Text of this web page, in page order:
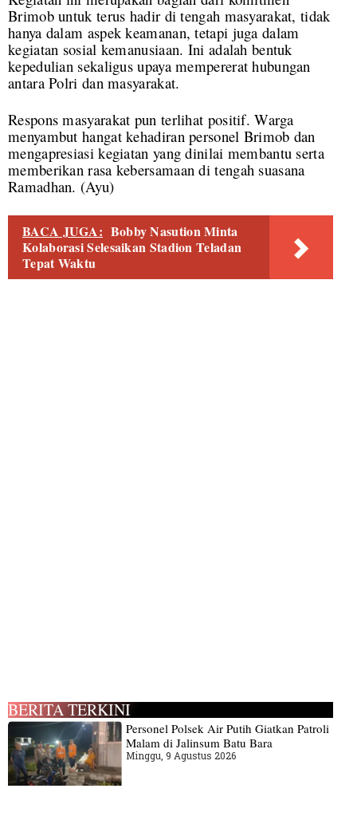
Brimob untuk terus hadir di tengah masyarakat, tidak
hanya dalam aspek keamanan, tetapi juga dalam
kegiatan sosial kemanusiaan. Ini adalah bentuk
kepedulian sekaligus upaya mempererat hubungan
antara Polri dan masyarakat.
Respons masyarakat pun terlihat positif. Warga
menyambut hangat kehadiran personel Brimob dan
mengapresiasi kegiatan yang dinilai membantu serta
memberikan rasa kebersamaan di tengah suasana
Ramadhan. (Ayu)
BACA JUGA: Bobby Nasution Minta
Kolaborasi Selesaikan Stadion Teladan
Tepat Waktu
BERITA TERKINI
Personel Polsek Air Putih Giatkan Patroli
Malam di Jalinsum Batu Bara
Minggu, 9 Agustus 2026